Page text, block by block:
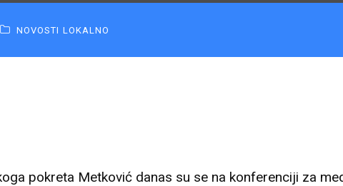
NOVOSTI LOKALNO
pokreta Metković danas su se na konferenciji za